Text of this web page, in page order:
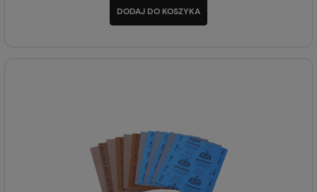
DODAJ DO KOSZYKA